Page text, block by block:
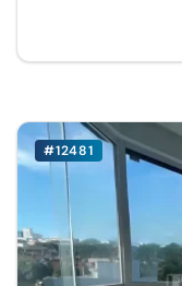
#12481